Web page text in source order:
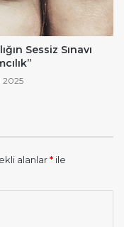
Sessiz Sınavı
2025
alanlar* ile